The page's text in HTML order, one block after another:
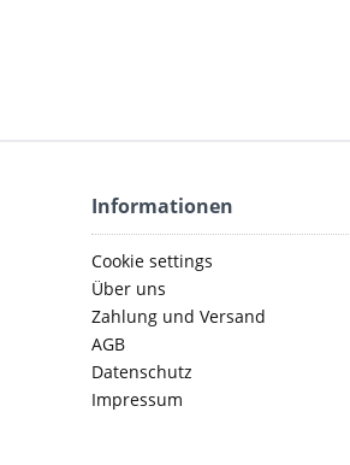
Informationen
Cookie settings
Über uns
Zahlung und Versand
AGB
Datenschutz
Impressum